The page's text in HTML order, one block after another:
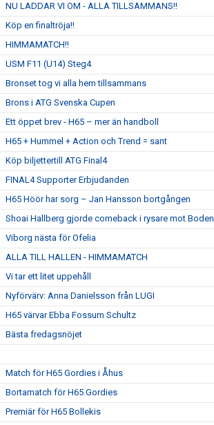
NU LADDAR VI OM - ALLA TILLSAMMANS!!
Köp en finaltröja!!
HIMMAMATCH!!
USM F11 (U14) Steg4
Bronset tog vi alla hem tillsammans
Brons i ATG Svenska Cupen
Ett öppet brev - H65 – mer än handboll
H65 + Hummel + Action och Trend = sant
Köp biljettertill ATG Final4
FINAL4 Supporter Erbjudanden
H65 Höör har sorg – Jan Hansson bortgången
Shoai Hallberg gjorde comeback i rysare mot Boden
Viborg nästa för Ofelia
ALLA TILL HALLEN - HIMMAMATCH
Vi tar ett litet uppehåll
Nyförvärv: Anna Danielsson från LUGI
H65 värvar Ebba Fossum Schultz
Bästa fredagsnöjet
Match för H65 Gordies i Åhus
Bortamatch för H65 Gordies
Premiär för H65 Bollekis